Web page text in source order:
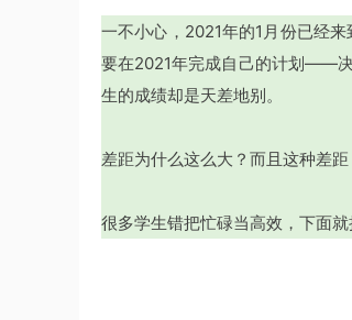
一不小心，2021年的1月份已经
要在2021年完成自己的计划——
生的成绩却是天差地别。
差距为什么这么大？而且这种差
很多学生错把忙碌当高效，下面